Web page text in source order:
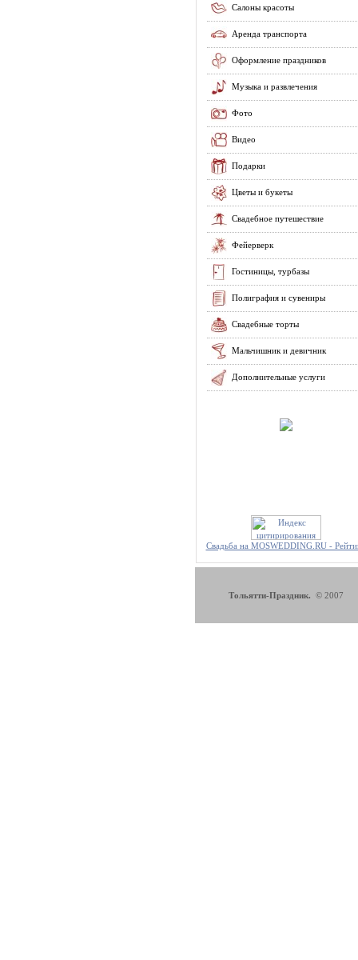
Салоны красоты
Аренда транспорта
Оформление праздников
Музыка и развлечения
Фото
Видео
Подарки
Цветы и букеты
Свадебное путешествие
Фейерверк
Гостиницы, турбазы
Полиграфия и сувениры
Свадебные торты
Мальчишник и девичник
Дополнительные услуги
Свадьба на MOSWEDDING.RU -
Тольятти-Праздник. © 2007